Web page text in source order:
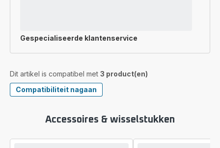
Gespecialiseerde klantenservice
Dit artikel is compatibel met 3 product(en)
Compatibiliteit nagaan
Accessoires & wisselstukken